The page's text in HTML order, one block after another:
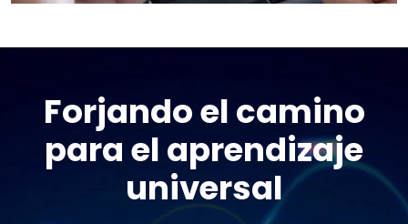
Forjando el camino
para el aprendizaje
universal